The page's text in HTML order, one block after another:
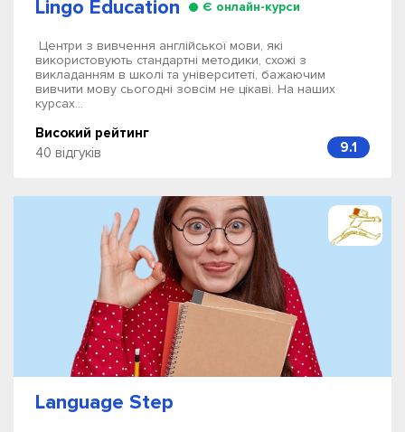
Lingo Education Є онлайн-курси
Центри з вивчення англійської мови, які
використовують стандартні методики, схожі з
викладанням в школі та університеті, бажаючим
вивчити мову сьогодні зовсім не цікаві. На наших
курсах...
Високий рейтинг
40 відгуків
9.1
Language Step